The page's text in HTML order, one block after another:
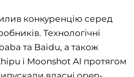
конкуренцію серед
Технологічні
та Baidu, а також
і Moonshot AI протягом